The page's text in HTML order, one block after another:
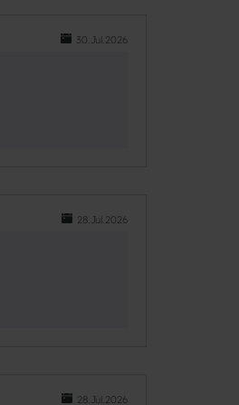
30.Jul.2026
28.Jul.2026
28.Jul.2026